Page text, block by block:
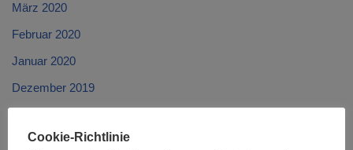
März 2020
Februar 2020
Januar 2020
Dezember 2019
Oktober 2019
Cookie-Richtlinie